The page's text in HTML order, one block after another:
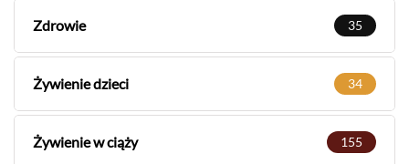
Zdrowie 35
Żywienie dzieci 34
Żywienie w ciąży 155